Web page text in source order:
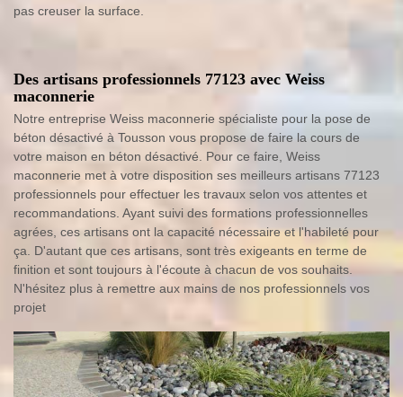
pas creuser la surface.
Des artisans professionnels 77123 avec Weiss
maconnerie
Notre entreprise Weiss maconnerie spécialiste pour la pose de
béton désactivé à Tousson vous propose de faire la cours de
votre maison en béton désactivé. Pour ce faire, Weiss
maconnerie met à votre disposition ses meilleurs artisans 77123
professionnels pour effectuer les travaux selon vos attentes et
recommandations. Ayant suivi des formations professionnelles
agrées, ces artisans ont la capacité nécessaire et l'habileté pour
ça. D'autant que ces artisans, sont très exigeants en terme de
finition et sont toujours à l'écoute à chacun de vos souhaits.
N'hésitez plus à remettre aux mains de nos professionnels vos
projet